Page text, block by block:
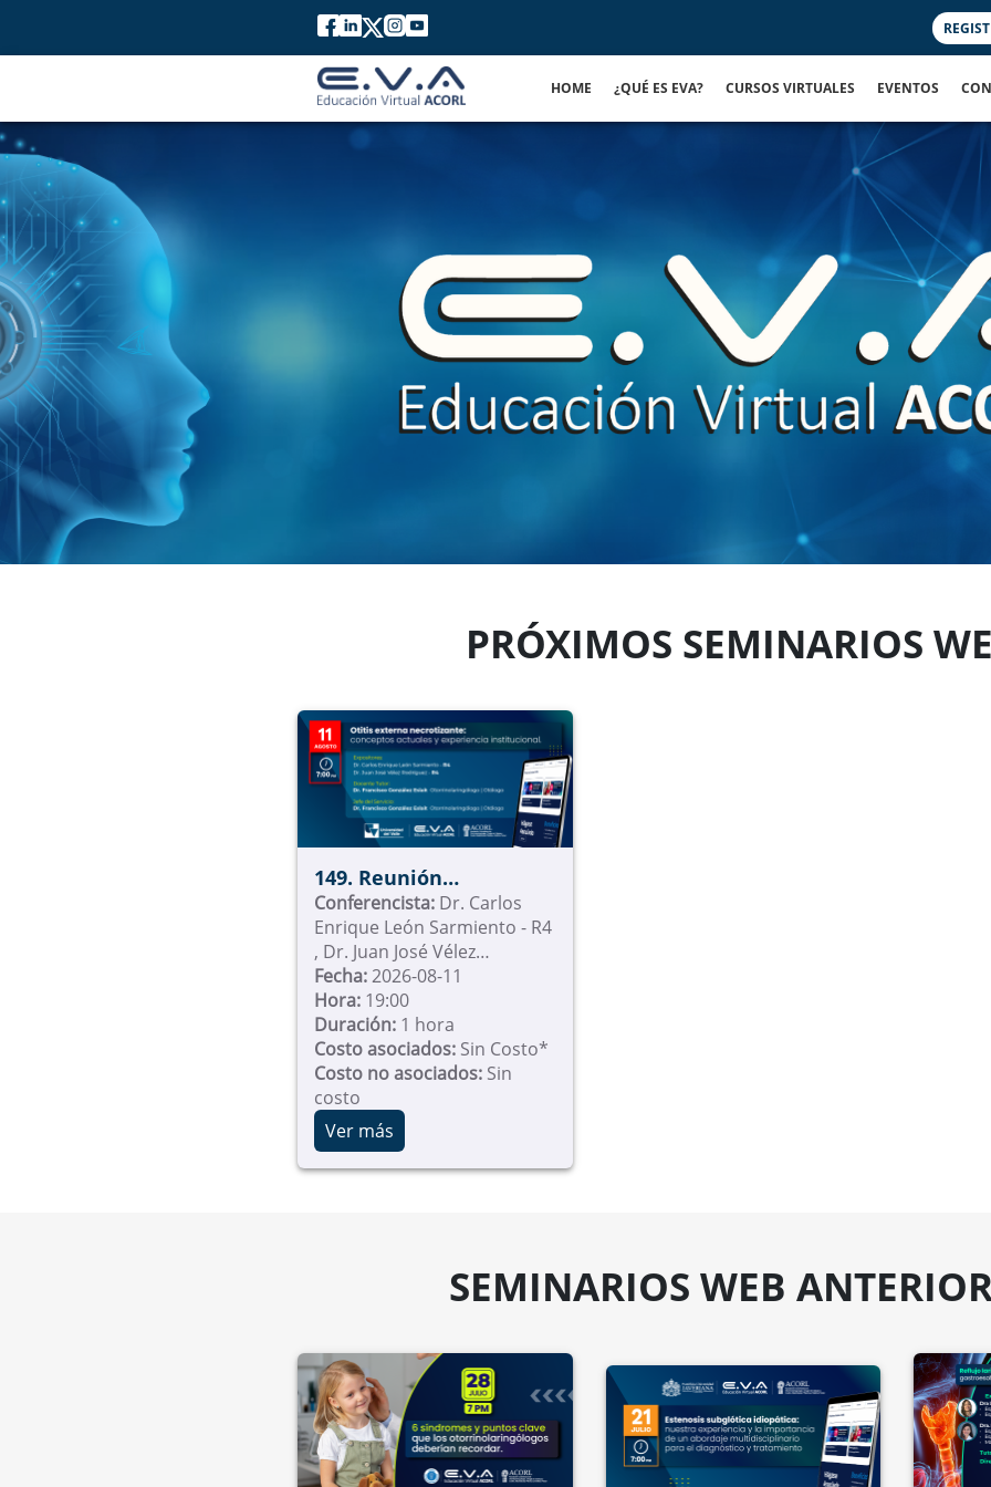
HOME ¿QUÉ ES EVA? CURSOS VIRTUALES EVENTOS
PRÓXIMOS SEMINARIOS
149. Reunión
Académica -
Universidad del Valle
Conferencista: Dr. Carlos
Enrique León Sarmiento - R4
, Dr. Juan José Vélez
Rodríguez - R4
Fecha:2026-08-11
Hora: 19:00
Duración: 1 hora
Costo asociados: Sin Costo*
Costo no asociados: Sin
costo
Ver más
SEMINARIOS WEB